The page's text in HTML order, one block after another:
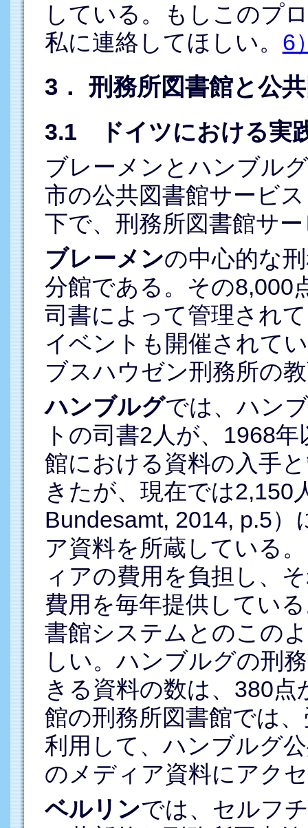
している。もしこのプ
私に連絡してほしい。 6
3． 刑務所図書館と公
3.1 ドイツにおける実
ブレーメンとハンブル
市の公共図書館サービ
下で、刑務所図書館サ
ブレーメンの中心的な
分館である。その8,000
司書によって管理され
イベントも開催されて
ブスハウゼン刑務所の
ハンブルグでは、ハン
トの司書2人が、1968
館における資料の入手
きたが、現在では2,150
Bundesamt, 2014, p.5
ア資料を所蔵している
ィアの費用を負担し、
費用を毎年提供してい
書館システムとのこの
しい。ハンブルグの刑
きる資料の数は、380
館の刑務所図書館では
利用して、ハンブルグ
のメディア資料にアク
ベルリンでは、セルフ